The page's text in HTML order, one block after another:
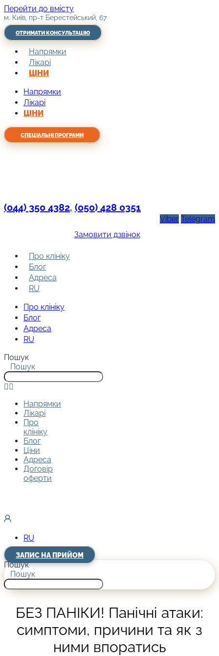
Перейти до вмісту
м. Київ, пр-т Берестейський, 67
ОТРИМАТИ КОНСУЛЬТАЦІЮ
Напрямки
Лікарі
ЦІНИ
Напрямки
Лікарі
ЦІНИ
СПЕЦІАЛЬНІ ПРОГРАМИ
(044) 350 4382, (050) 428 0351
Viber Telegram
Замовити дзвінок
Про клініку
Блог
Адреса
RU
Про клініку
Блог
Адреса
RU
Пошук
Пошук
Напрямки
Лікарі
Про
клініку
Блог
Ціни
Адреса
Договір
оферти
RU
ЗАПИС НА ПРИЙОМ
Пошук
Пошук
БЕЗ ПАНІКИ! Панічні атаки:
симптоми, причини та як з
ними впоратись